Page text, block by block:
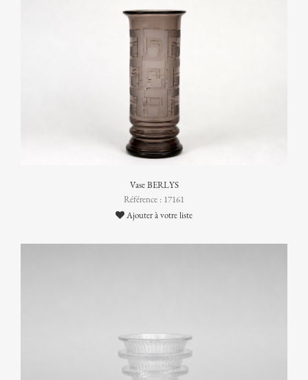
Vase BERLYS
Référence : 17161
Ajouter à votre liste